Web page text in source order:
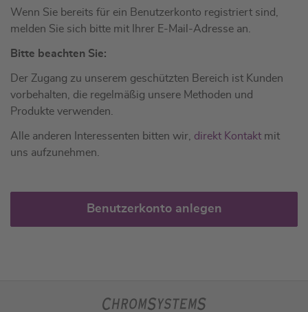
Wenn Sie bereits für ein Benutzerkonto registriert sind,
melden Sie sich bitte mit Ihrer E-Mail-Adresse an.
Bitte beachten Sie:
Der Zugang zu unserem geschützten Bereich ist Kunden
vorbehalten, die regelmäßig unsere Methoden und
Produkte verwenden.
Alle anderen Interessenten bitten wir, direkt Kontakt mit
uns aufzunehmen.
Benutzerkonto anlegen